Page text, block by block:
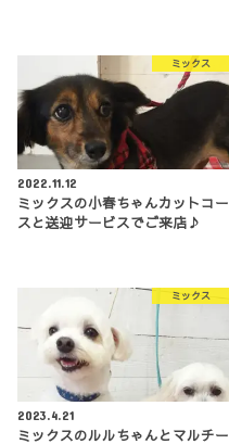
ミックス
2022.11.12
ミックスの小春ちゃんカットコー
スと送迎サービスでご来店♪
ミックス
2023.4.21
ミックスのルルちゃんとマルチー